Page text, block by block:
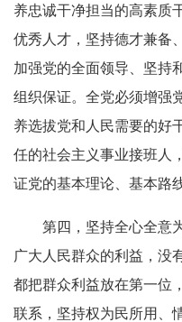
养忠诚干净担当的高素质
优秀人才，坚持德才兼备
加强党的全面领导、坚持
组织保证。全党必须增强
养选拔党和人民需要的好
任的社会主义事业接班人
证党的基本理论、基本路
第四，坚持全心全意为
广大人民群众的利益，没
都把群众利益放在第一位
联系，坚持权为民所用、